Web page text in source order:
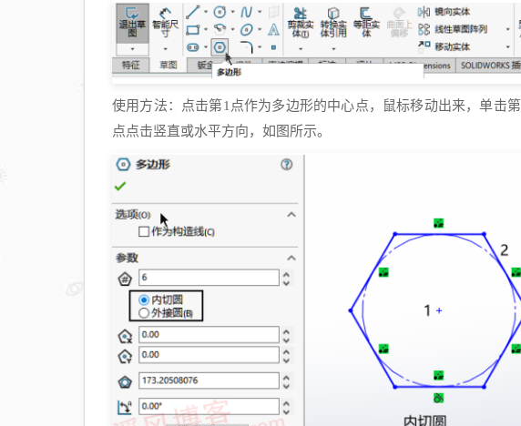
使用方法：点击第1 点作为多边形的中心点，鼠标移动出来，单击第
点点击竖直或水平方向，如图所示。